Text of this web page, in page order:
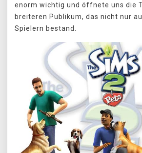
enorm wichtig und öffnete uns die
breiteren Publikum, das nicht nur
Spielern bestand.